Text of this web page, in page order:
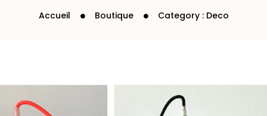
Accueil Boutique Category : Deco